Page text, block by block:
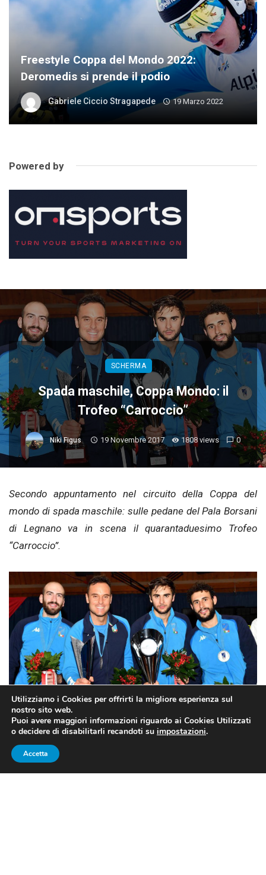
Freestyle Coppa del Mondo 2022:
Deromedis si prende il podio
Gabriele Ciccio Stragapede 19 Marzo 2022
Powered by
SCHERMA
Spada maschile, Coppa Mondo: il
Trofeo “Carroccio”
Niki Figus 19 Novembre 2017 1808 views 0
Secondo appuntamento nel circuito della Coppa del
mondo di spada maschile: sulle pedane del Pala Borsani
di Legnano va in scena il quarantaduesimo Trofeo
“Carroccio”.
Enrico Garozzo, Paolo Pizzo, Marco Fichera ed Andrea Santarelli: i
ragazzi di coach Sandro Cuomo, secondi nella specialità a squadre
(fonte: pagina Facebook ufficiale della FIE)
Utilizziamo i Cookies per offrirti la migliore esperienza sul
nostro sito web.
Puoi avere maggiori informazioni riguardo ai Cookies Utilizzati
o decidere di disabilitarli recandoti su impostazioni.
Accetta